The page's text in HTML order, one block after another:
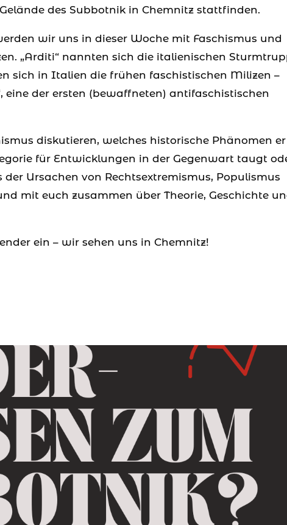
des Subbotnik in Chemnitz stattfinden.
wir uns in dieser Woche mit Faschismus und
„Arditi“ nannten sich die italienischen
sich in Italien die frühen faschistischen Milizen –
eine der ersten (bewaffneten) antifaschistischen
diskutieren, welches historische Phänomen er
für Entwicklungen in der Gegenwart taugt
Ursachen von Rechtsextremismus, Populismus
mit euch zusammen über Theorie, Geschichte
ein – wir sehen uns in Chemnitz!